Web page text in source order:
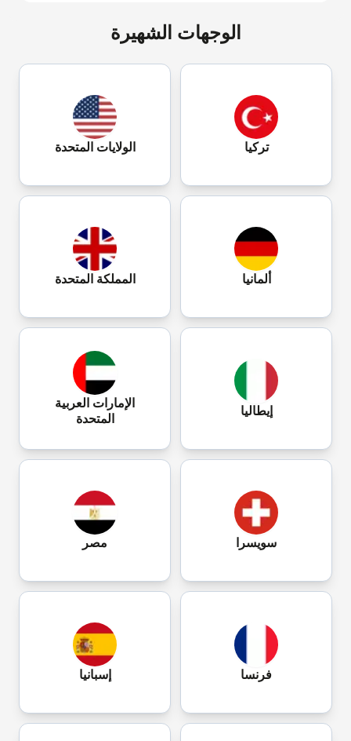
الوجهات الشهيرة
تركيا الولايات المتحدة
ألمانيا المملكة المتحدة
إيطاليا
الإمارات العربية
المتحدة
سويسرا مصر
فرنسا إسبانيا